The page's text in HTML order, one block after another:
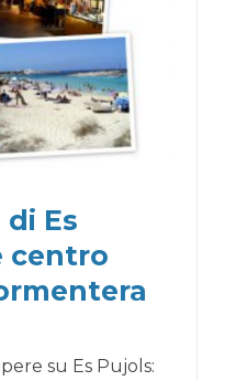
Es
centro
su Es Pujols: